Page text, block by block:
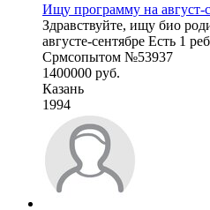
Ищу программу на август-
Здравствуйте, ищу био
августе-сентябре Есть 1
Срмсопытом №53937
1400000 руб.
Казань
1994